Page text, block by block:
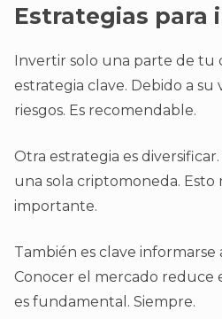
Estrategias para
Invertir solo una parte de tu
estrategia clave. Debido a su
riesgos. Es recomendable.
Otra estrategia es
una sola criptomoneda. Esto
importante.
También es clave informarse
Conocer el mercado reduce
es fundamental. Siempre.